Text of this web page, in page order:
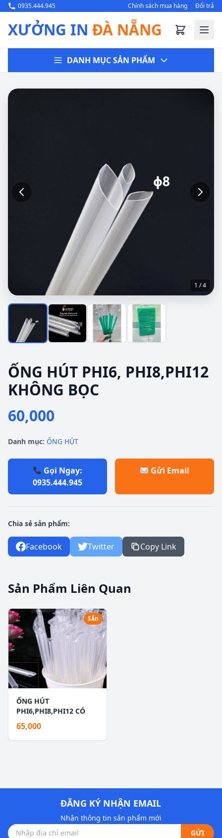
0935.444.945 Chính sách mua hàng Đổi trả
XƯỞNG IN ĐÀ NẴNG
DANH MỤC SẢN PHẨM
1 / 4
ỐNG HÚT PHI6, PHI8,PHI12
KHÔNG BỌC
60,000
Danh mục: ỐNG HÚT
Gọi Ngay:
0935.444.945
Gửi Email
Chia sẻ sản phẩm:
Facebook Twitter Copy Link
Sản Phẩm Liên Quan
Sẵn
ỐNG HÚT
PHI6,PHI8,PHI12 CÓ
BỌC
65,000
ĐĂNG KÝ NHẬN EMAIL
Nhận thông tin sản phẩm mới
GỬI